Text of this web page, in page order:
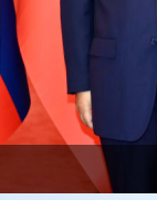
室关于《大型个